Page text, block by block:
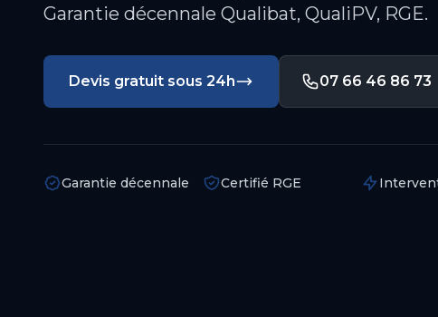
Garantie décennale Qualibat, QualiPV, RGE.
Devis gratuit sous 24h 07 66 46 86 73
Garantie décennale Certifié RGE